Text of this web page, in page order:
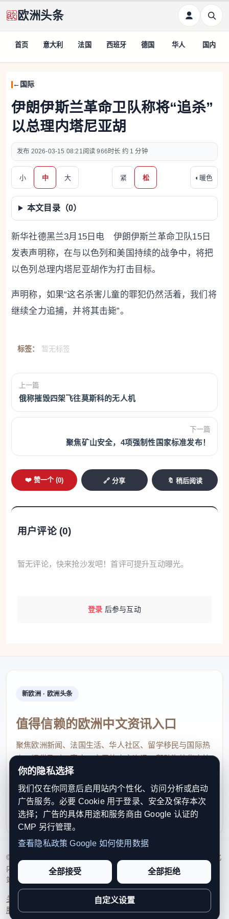
欧洲头条
首页 意大利 法国 西班牙 德国 华人 国内
国际
伊朗伊斯兰革命卫队称将“追杀”
以总理内塔尼亚胡
2026-03-15 08:21 966 约 1 分钟
小 中 大 紧 松 ◐ 暖色
本文目录（0）
新华社德黑兰3月15日电 伊朗伊斯兰革命卫队15日
发表声明称，在与以色列和美国持续的战争中，将把
以色列总理内塔尼亚胡作为打击目标。
声明称，如果“这名杀害儿童的罪犯仍然活着，我们将
继续全力追捕，并将其击毙”。
标签： 暂无标签
上一篇
俄称摧毁四架飞往莫斯科的无人机
下一篇
聚焦矿山安全，4项强制性国家标准发布！
❤️ 赞一个 (0) 🔗 分享 🔖 稍后阅读
用户评论 (0)
暂无评论，快来抢沙发吧！首评可提升互动曝光。
登录 后参与互动
新欧洲 · 欧洲头条
值得信赖的欧洲中文资讯入口
聚焦欧洲新闻、法国生活、华人社区、留学移民与国际热
点，提供及时、真实、实用的中文资讯，帮助海外华人快
速了解欧洲动态。
contact@xinouzhou.com
服务支持、版权与合作：工作日优先处理站务、投稿与权
利通知
© 2026 新欧洲·欧洲头条. All Rights Reserved. 本网站持续优化
内容透明度、联系方式与用户权利说明，以提升品牌信任感和
站点完整度。
关于我们 编辑规范日期归档隐私政策
服务条款联系我们
你的隐私选择
我们仅在你同意后启用站内个性化、访问分析或启动
广告服务。必要 Cookie 用于登录、安全及保存本次
选择；广告的具体用途和服务商由 Google 认证的
CMP 另行管理。
查看隐私政策 Google 如何使用数据
全部接受 全部拒绝
自定义设置